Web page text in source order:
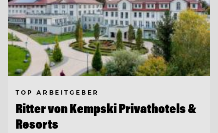
TOP ARBEITGEBER
Ritter von Kempski Privathotels &
Resorts